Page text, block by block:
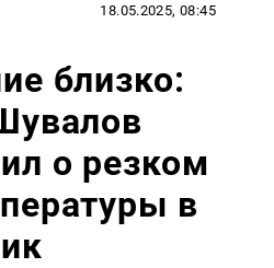
18.05.2025, 08:45
близко:
о резком
в